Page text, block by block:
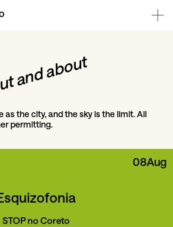
and about
as the city, and the sky is the limit. All
permitting.
08Aug
STOP no Coreto